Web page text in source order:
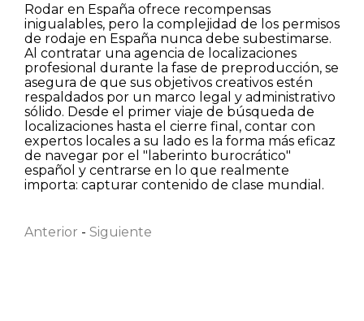
Nombre
Rodar en España ofrece recompensas
inigualables, pero la complejidad de los permisos
de rodaje en España nunca debe subestimarse.
Al contratar una agencia de localizaciones
profesional durante la fase de preproducción, se
asegura de que sus objetivos creativos estén
respaldados por un marco legal y administrativo
sólido. Desde el primer viaje de búsqueda de
localizaciones hasta el cierre final, contar con
expertos locales a su lado es la forma más eficaz
de navegar por el "laberinto burocrático"
español y centrarse en lo que realmente
importa: capturar contenido de clase mundial.
Anterior - Siguiente